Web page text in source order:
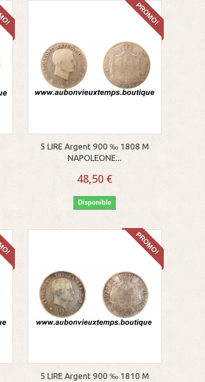
PROMO!
5 LIRE Argent 900 ‰ 1808 M
NAPOLEONE...
48,50 €
Disponible
PROMO!
5 LIRE Argent 900 ‰ 1810 M